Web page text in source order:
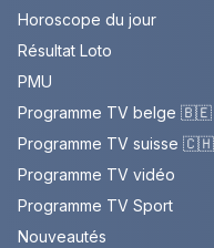
Horoscope du jour
Résultat Loto
PMU
Programme TV belge 🇧🇪
Programme TV suisse 🇨🇭
Programme TV vidéo
Programme TV Sport
Nouveautés